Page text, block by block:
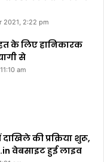
2021, 2:22 pm
के लिए हानिकारक
से
am
की प्रक्रिया शुरू,
वेबसाइट हुई लाइव